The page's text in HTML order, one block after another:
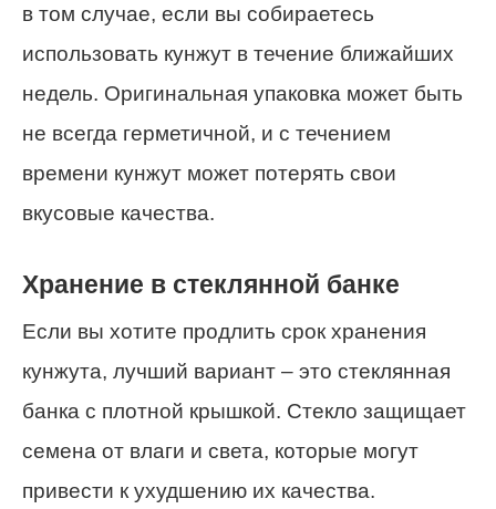
в том случае, если вы собираетесь
использовать кунжут в течение ближайших
недель. Оригинальная упаковка может быть
не всегда герметичной, и с течением
времени кунжут может потерять свои
вкусовые качества.
Хранение в стеклянной банке
Если вы хотите продлить срок хранения
кунжута, лучший вариант – это стеклянная
банка с плотной крышкой. Стекло защищает
семена от влаги и света, которые могут
привести к ухудшению их качества.